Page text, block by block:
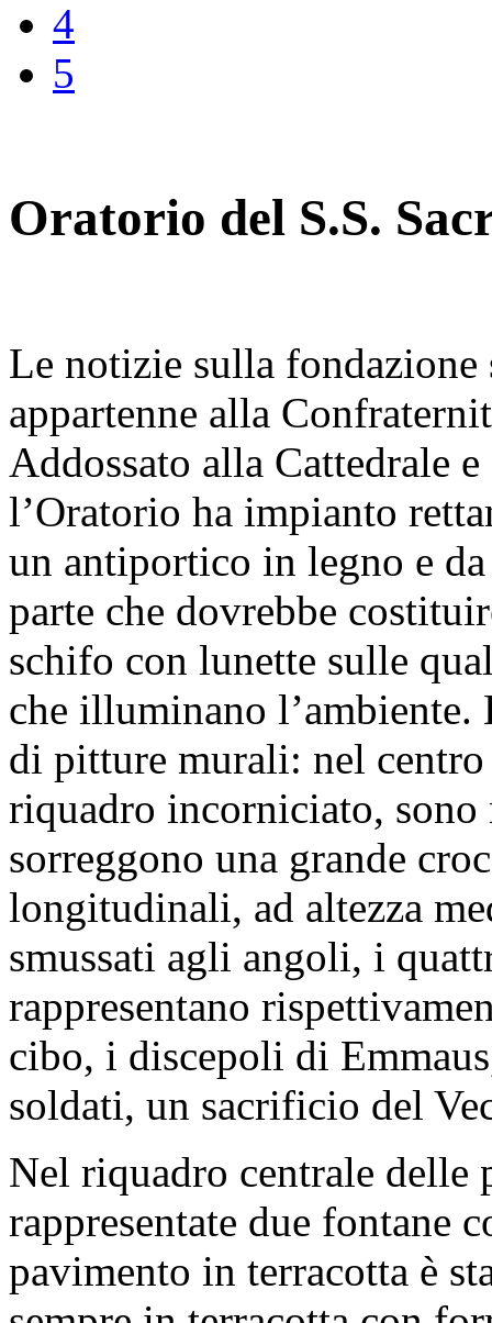
4
5
Oratorio del S.S.
Le notizie sulla fondazione
appartenne alla
Addossato alla Cattedrale
l’Oratorio ha impianto
un antiportico in legno e
parte che dovrebbe
schifo con lunette sulle
che illuminano l’ambiente.
di pitture murali: nel
riquadro incorniciato, sono
sorreggono una grande
longitudinali, ad altezza
smussati agli angoli, i
rappresentano
cibo, i discepoli di
soldati, un sacrificio del
Nel riquadro centrale
rappresentate due fontane
pavimento in terracotta è